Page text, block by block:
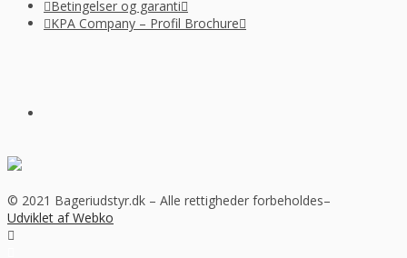
Betingelser og garanti
KPA Company – Profil Brochure
© 2021 Bageriudstyr.dk – Alle rettigheder forbeholdes–
Udviklet af Webko